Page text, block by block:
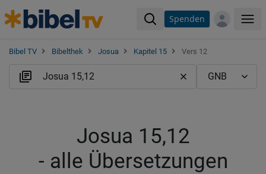
Spenden
Bibel TV Bibelthek Josua Kapitel 15 Vers 12
Josua 15,12
- alle Übersetzungen